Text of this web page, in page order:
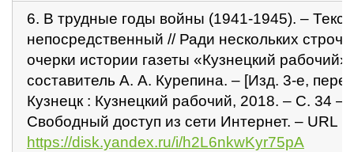
6. В трудные годы войны (1941-1945). – Текст
непосредственный // Ради нескольких
очерки истории газеты «Кузнецкий рабочий»
составитель А. А. Курепина. – [Изд. 3-е,
Кузнецк : Кузнецкий рабочий, 2018. – С. 34 –
Свободный доступ из сети Интернет. – URL :
https://disk.yandex.ru/i/h2L6nkwKyr75pA